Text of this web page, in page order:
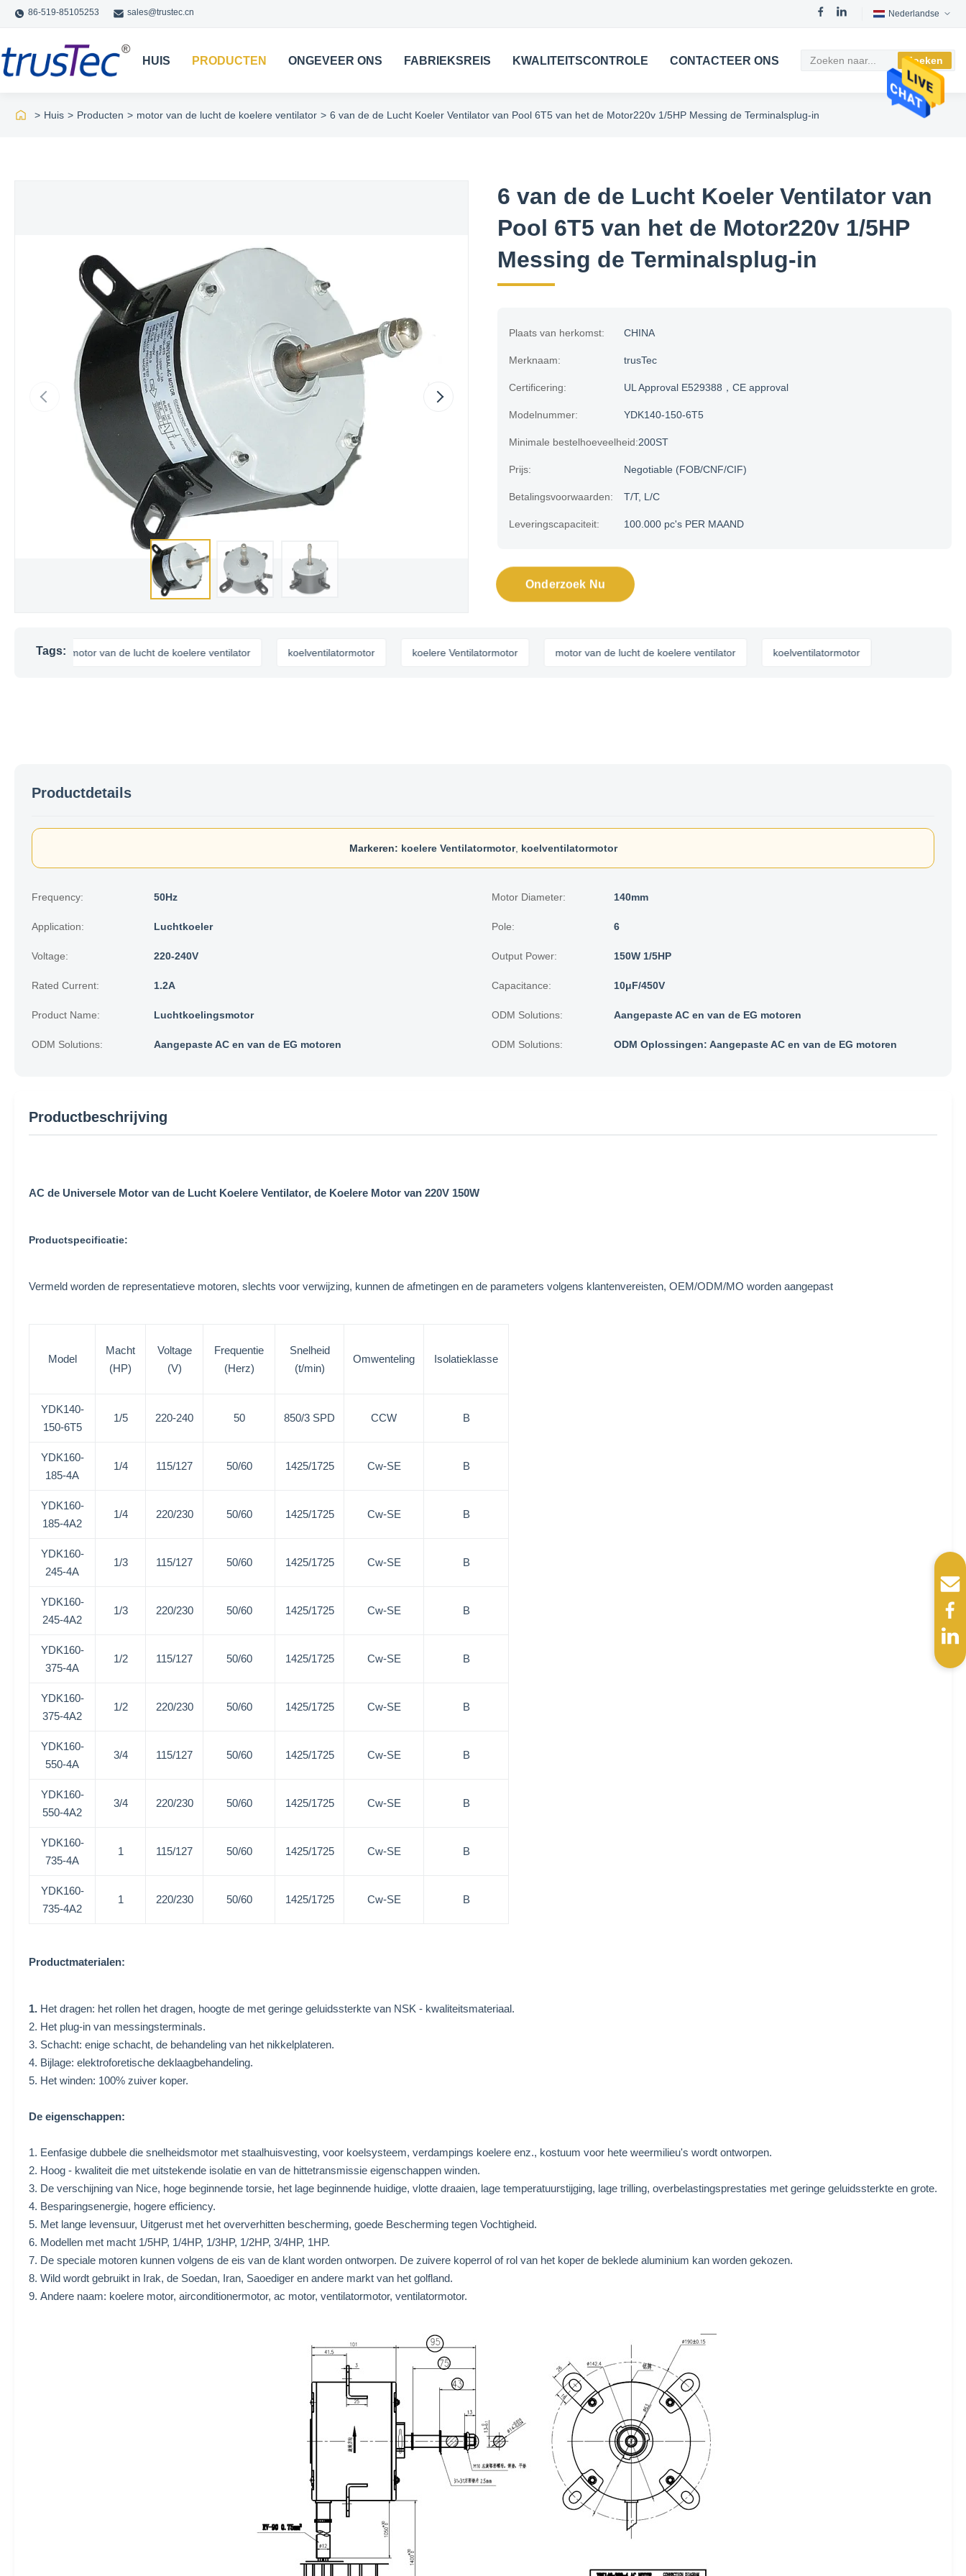
86-519-85105253 sales@trustec.cn Nederlandse
HUIS PRODUCTEN ONGEVEER ONS FABRIEKSREIS KWALITEITSCONTROLE CONTACTEER ONS Zoeken
> Huis > Producten > motor van de lucht de koelere ventilator > 6 van de de Lucht Koeler Ventilator van Pool 6T5 van het de Motor220v 1/5HP Messing de Terminalsplug-in
6 van de de Lucht Koeler Ventilator van
Pool 6T5 van het de Motor220v 1/5HP
Messing de Terminalsplug-in
Plaats van herkomst: CHINA
Merknaam: trusTec
Certificering: UL Approval E529388，CE approval
Modelnummer: YDK140-150-6T5
Minimale bestelhoeveelheid:200ST
Prijs: Negotiable (FOB/CNF/CIF)
Betalingsvoorwaarden: T/T, L/C
Leveringscapaciteit: 100.000 pc's PER MAAND
Onderzoek Nu
Tags:
motor van de lucht de koelere ventilator koelventilatormotor koelere Ventilatormotor motor van de lucht de koelere ventilator koelventilatormotor
Productdetails
Markeren: koelere Ventilatormotor, koelventilatormotor
Frequency: 50Hz Motor Diameter: 140mm
Application: Luchtkoeler Pole: 6
Voltage: 220-240V Output Power: 150W 1/5HP
Rated Current: 1.2A Capacitance: 10μF/450V
Product Name: Luchtkoelingsmotor ODM Solutions: Aangepaste AC en van de EG motoren
ODM Solutions: Aangepaste AC en van de EG motoren ODM Solutions: ODM Oplossingen: Aangepaste AC en van de EG motoren
Productbeschrijving
AC de Universele Motor van de Lucht Koelere Ventilator, de Koelere Motor van 220V 150W
Productspecificatie:
Vermeld worden de representatieve motoren, slechts voor verwijzing, kunnen de afmetingen en de parameters volgens klantenvereisten, OEM/ODM/MO worden aangepast
Model
Macht
(HP)
Voltage
(V)
Frequentie
(Herz)
Snelheid
(t/min)
Omwenteling Isolatieklasse
YDK140-
150-6T5
1/5 220-240 50 850/3 SPD CCW B
YDK160-
185-4A
1/4 115/127 50/60 1425/1725 Cw-SE B
YDK160-
185-4A2
1/4 220/230 50/60 1425/1725 Cw-SE B
YDK160-
245-4A
1/3 115/127 50/60 1425/1725 Cw-SE B
YDK160-
245-4A2
1/3 220/230 50/60 1425/1725 Cw-SE B
YDK160-
375-4A
1/2 115/127 50/60 1425/1725 Cw-SE B
YDK160-
375-4A2
1/2 220/230 50/60 1425/1725 Cw-SE B
YDK160-
550-4A
3/4 115/127 50/60 1425/1725 Cw-SE B
YDK160-
550-4A2
3/4 220/230 50/60 1425/1725 Cw-SE B
YDK160-
735-4A
1 115/127 50/60 1425/1725 Cw-SE B
YDK160-
735-4A2
1 220/230 50/60 1425/1725 Cw-SE B
Productmaterialen:
1. Het dragen: het rollen het dragen, hoogte de met geringe geluidssterkte van NSK - kwaliteitsmateriaal.
2. Het plug-in van messingsterminals.
3. Schacht: enige schacht, de behandeling van het nikkelplateren.
4. Bijlage: elektroforetische deklaagbehandeling.
5. Het winden: 100% zuiver koper.
De eigenschappen:
1. Eenfasige dubbele die snelheidsmotor met staalhuisvesting, voor koelsysteem, verdampings koelere enz., kostuum voor hete weermilieu's wordt ontworpen.
2. Hoog - kwaliteit die met uitstekende isolatie en van de hittetransmissie eigenschappen winden.
3. De verschijning van Nice, hoge beginnende torsie, het lage beginnende huidige, vlotte draaien, lage temperatuurstijging, lage trilling, overbelastingsprestaties met geringe geluidssterkte en grote.
4. Besparingsenergie, hogere efficiency.
5. Met lange levensuur, Uitgerust met het oververhitten bescherming, goede Bescherming tegen Vochtigheid.
6. Modellen met macht 1/5HP, 1/4HP, 1/3HP, 1/2HP, 3/4HP, 1HP.
7. De speciale motoren kunnen volgens de eis van de klant worden ontworpen. De zuivere koperrol of rol van het koper de beklede aluminium kan worden gekozen.
8. Wild wordt gebruikt in Irak, de Soedan, Iran, Saoediger en andere markt van het golfland.
9. Andere naam: koelere motor, airconditionermotor, ac motor, ventilatormotor, ventilatormotor.